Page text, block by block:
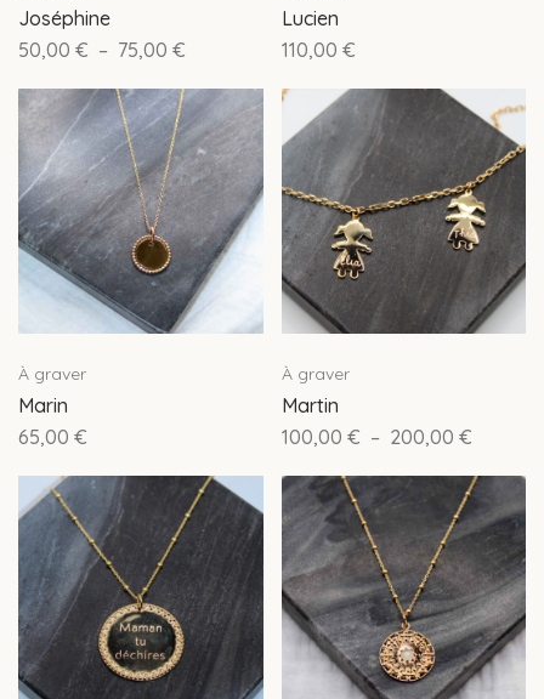
Joséphine
50,00 € – 75,00 €
Lucien
110,00 €
À graver
Marin
65,00 €
À graver
Martin
100,00 € – 200,00 €